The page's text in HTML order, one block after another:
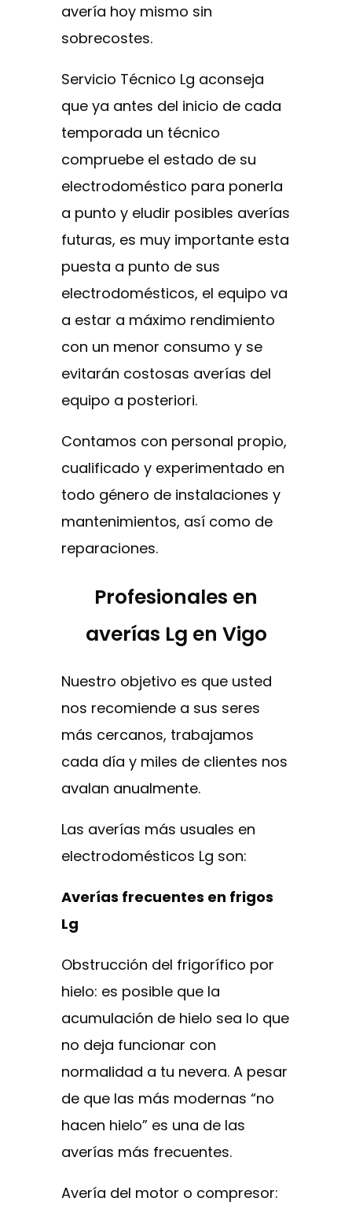
avería hoy mismo sin
sobrecostes.
Servicio Técnico Lg aconseja
que ya antes del inicio de cada
temporada un técnico
compruebe el estado de su
electrodoméstico para ponerla
a punto y eludir posibles averías
futuras, es muy importante esta
puesta a punto de sus
electrodomésticos, el equipo va
a estar a máximo rendimiento
con un menor consumo y se
evitarán costosas averías del
equipo a posteriori.
Contamos con personal propio,
cualificado y experimentado en
todo género de instalaciones y
mantenimientos, así como de
reparaciones.
Profesionales en
averías Lg en Vigo
Nuestro objetivo es que usted
nos recomiende a sus seres
más cercanos, trabajamos
cada día y miles de clientes nos
avalan anualmente.
Las averías más usuales en
electrodomésticos Lg son:
Averías frecuentes en frigos
Lg
Obstrucción del frigorífico por
hielo: es posible que la
acumulación de hielo sea lo que
no deja funcionar con
normalidad a tu nevera. A pesar
de que las más modernas “no
hacen hielo” es una de las
averías más frecuentes.
Avería del motor o compresor: